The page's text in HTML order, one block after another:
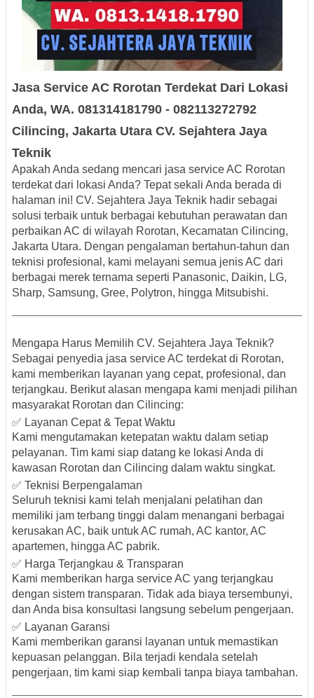
Jasa Service AC Rorotan Terdekat Dari Lokasi
Anda, WA. 081314181790 - 082113272792
Cilincing, Jakarta Utara CV. Sejahtera Jaya
Teknik
Apakah Anda sedang mencari jasa service AC Rorotan
terdekat dari lokasi Anda? Tepat sekali Anda berada di
halaman ini! CV. Sejahtera Jaya Teknik hadir sebagai
solusi terbaik untuk berbagai kebutuhan perawatan dan
perbaikan AC di wilayah Rorotan, Kecamatan Cilincing,
Jakarta Utara. Dengan pengalaman bertahun-tahun dan
teknisi profesional, kami melayani semua jenis AC dari
berbagai merek ternama seperti Panasonic, Daikin, LG,
Sharp, Samsung, Gree, Polytron, hingga Mitsubishi.
Mengapa Harus Memilih CV. Sejahtera Jaya Teknik?
Sebagai penyedia jasa service AC terdekat di Rorotan,
kami memberikan layanan yang cepat, profesional, dan
terjangkau. Berikut alasan mengapa kami menjadi pilihan
masyarakat Rorotan dan Cilincing:
✅ Layanan Cepat & Tepat Waktu
Kami mengutamakan ketepatan waktu dalam setiap
pelayanan. Tim kami siap datang ke lokasi Anda di
kawasan Rorotan dan Cilincing dalam waktu singkat.
✅ Teknisi Berpengalaman
Seluruh teknisi kami telah menjalani pelatihan dan
memiliki jam terbang tinggi dalam menangani berbagai
kerusakan AC, baik untuk AC rumah, AC kantor, AC
apartemen, hingga AC pabrik.
✅ Harga Terjangkau & Transparan
Kami memberikan harga service AC yang terjangkau
dengan sistem transparan. Tidak ada biaya tersembunyi,
dan Anda bisa konsultasi langsung sebelum pengerjaan.
✅ Layanan Garansi
Kami memberikan garansi layanan untuk memastikan
kepuasan pelanggan. Bila terjadi kendala setelah
pengerjaan, tim kami siap kembali tanpa biaya tambahan.